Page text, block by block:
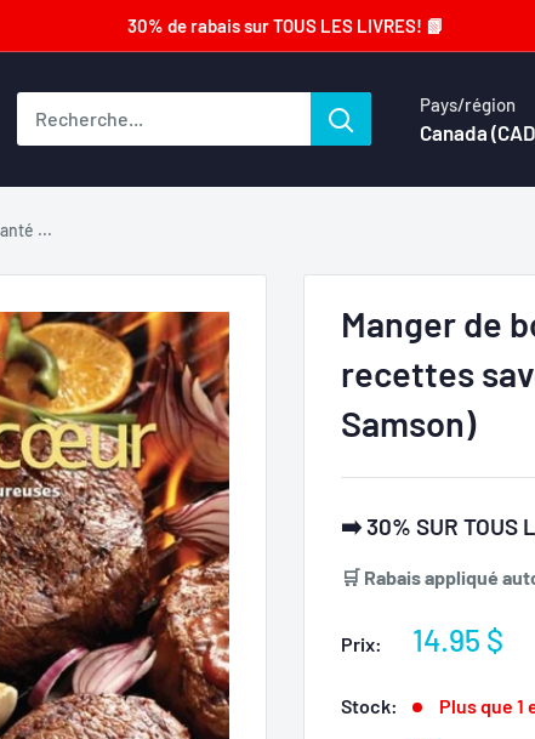
30% de rabais sur TOUS LES LIVRES! 📗
Pays/région
Canada
...
Manger de
recettes
Samson)
➡️ 30% SUR TOUS
🛒 Rabais appliqué
Prix:
Prix
14.95 $
Stock: Plus que 1